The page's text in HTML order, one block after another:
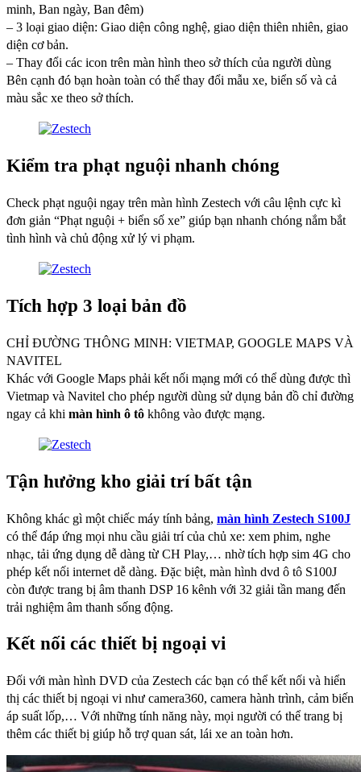
minh, Ban ngày, Ban đêm)
– 3 loại giao diện: Giao diện công nghệ, giao diện thiên nhiên, giao
diện cơ bản.
– Thay đổi các icon trên màn hình theo sở thích của người dùng
Bên cạnh đó bạn hoàn toàn có thể thay đổi mẫu xe, biển số và cả
màu sắc xe theo sở thích.
Kiểm tra phạt nguội nhanh chóng
Check phạt nguội ngay trên màn hình Zestech với câu lệnh cực kì
đơn giản “Phạt nguội + biển số xe” giúp bạn nhanh chóng nắm bắt
tình hình và chủ động xử lý vi phạm.
Tích hợp 3 loại bản đồ
CHỈ ĐƯỜNG THÔNG MINH: VIETMAP, GOOGLE MAPS VÀ
NAVITEL
Khác với Google Maps phải kết nối mạng mới có thể dùng được thì
Vietmap và Navitel cho phép người dùng sử dụng bản đồ chỉ đường
ngay cả khi màn hình ô tô không vào được mạng.
Tận hưởng kho giải trí bất tận
Không khác gì một chiếc máy tính bảng, màn hình Zestech S100J
có thể đáp ứng mọi nhu cầu giải trí của chủ xe: xem phim, nghe
nhạc, tải ứng dụng dễ dàng từ CH Play,… nhờ tích hợp sim 4G cho
phép kết nối internet dễ dàng. Đặc biệt, màn hình dvd ô tô S100J
còn được trang bị âm thanh DSP 16 kênh với 32 giải tần mang đến
trải nghiệm âm thanh sống động.
Kết nối các thiết bị ngoại vi
Đối với màn hình DVD của Zestech các bạn có thể kết nối và hiển
thị các thiết bị ngoại vi như camera360, camera hành trình, cảm biến
áp suất lốp,… Với những tính năng này, mọi người có thể trang bị
thêm các thiết bị giúp hỗ trợ quan sát, lái xe an toàn hơn.